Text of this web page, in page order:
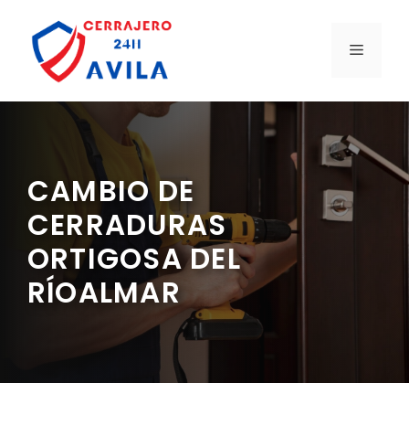
contenido
MENÚ
CAMBIO DE
CERRADURAS
ORTIGOSA DEL
RÍOALMAR